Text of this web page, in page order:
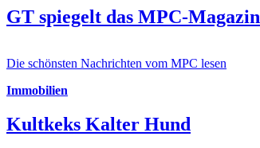
GT spiegelt das MPC-Magazin
Die schönsten Nachrichten vom MPC lesen
Immobilien
Kultkeks Kalter Hund